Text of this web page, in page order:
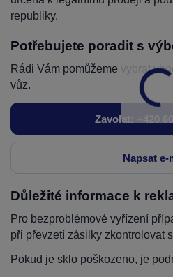
republiky.
Potřebujete poradit s
Rádi Vám pomůžeme vybrat
vůz.
Zavolat: +420
Napsat e-
Důležité informace k
Pro bezproblémové vyřízení
při převzetí zásilky zkontrolovat
Pokud je sklo poškozeno, je